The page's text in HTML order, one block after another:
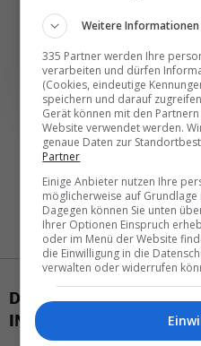
DAS KÖNNTE SIE AUCH
INTERESSIEREN
Weitere Informationen
335 Partner werden Ihre
verarbeiten und dürfen
(Cookies, eindeutige
speichern und darauf
Gerät können mit den
Website verwendet werden.
genaue Daten zur
Partner
Einige Anbieter nutzen Ihre
möglicherweise auf
Dagegen können Sie unten
Ihrer Optionen Einspruch
oder im Menü der Website
die Einwilligung in die
verwalten oder widerrufen